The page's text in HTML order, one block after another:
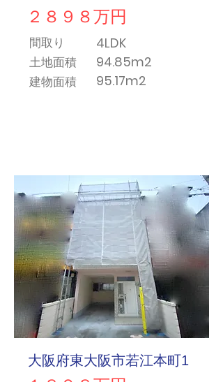
２８９８万円
間取り
土地面積
​建物面積
4LDK
94.85m2
95.17m2
大阪府東大阪市若江本町1